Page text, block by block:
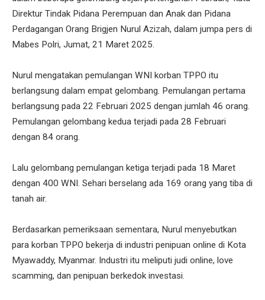
Direktur Tindak Pidana Perempuan dan Anak dan Pidana
Perdagangan Orang Brigjen Nurul Azizah, dalam jumpa pers di
Mabes Polri, Jumat, 21 Maret 2025.
Nurul mengatakan pemulangan WNI korban TPPO itu
berlangsung dalam empat gelombang. Pemulangan pertama
berlangsung pada 22 Februari 2025 dengan jumlah 46 orang.
Pemulangan gelombang kedua terjadi pada 28 Februari
dengan 84 orang.
Lalu gelombang pemulangan ketiga terjadi pada 18 Maret
dengan 400 WNI. Sehari berselang ada 169 orang yang tiba di
tanah air.
Berdasarkan pemeriksaan sementara, Nurul menyebutkan
para korban TPPO bekerja di industri penipuan online di Kota
Myawaddy, Myanmar. Industri itu meliputi judi online, love
scamming, dan penipuan berkedok investasi.